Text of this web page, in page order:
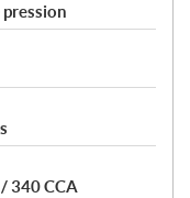
340 CCA